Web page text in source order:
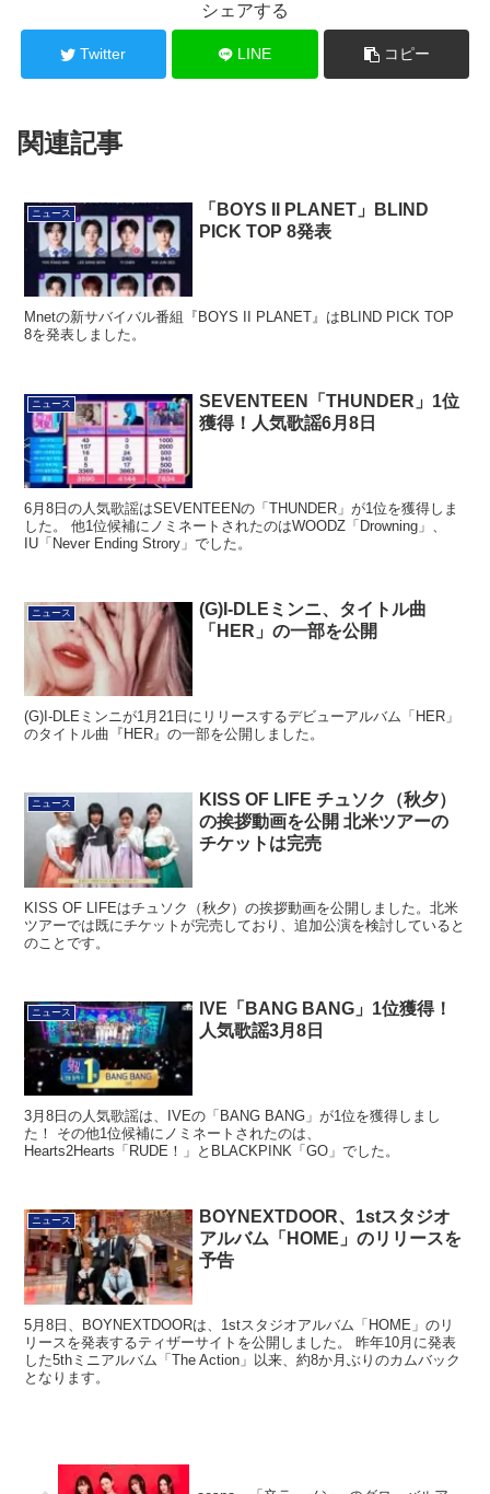
シェアする
Twitter LINE コピー
関連記事
ニュース
「BOYS II PLANET」BLIND
PICK TOP 8発表
Mnetの新サバイバル番組『BOYS II PLANET』はBLIND PICK TOP
8を発表しました。
ニュース
SEVENTEEN「THUNDER」1位
獲得！人気歌謡6月8日
6月8日の人気歌謡はSEVENTEENの「THUNDER」が1位を獲得しま
した。 他1位候補にノミネートされたのはWOODZ「Drowning」、
IU「Never Ending Strory」でした。
ニュース
(G)I-DLEミンニ、タイトル曲
「HER」の一部を公開
(G)I-DLEミンニが1月21日にリリースするデビューアルバム「HER」
のタイトル曲『HER』の一部を公開しました。
ニュース
KISS OF LIFE チュソク（秋夕）
の挨拶動画を公開 北米ツアーの
チケットは完売
KISS OF LIFEはチュソク（秋夕）の挨拶動画を公開しました。北米
ツアーでは既にチケットが完売しており、追加公演を検討していると
のことです。
ニュース
IVE「BANG BANG」1位獲得！
人気歌謡3月8日
3月8日の人気歌謡は、IVEの「BANG BANG」が1位を獲得しまし
た！ その他1位候補にノミネートされたのは、
Hearts2Hearts「RUDE！」とBLACKPINK「GO」でした。
ニュース
BOYNEXTDOOR、1stスタジオ
アルバム「HOME」のリリースを
予告
5月8日、BOYNEXTDOORは、1stスタジオアルバム「HOME」のリ
リースを発表するティザーサイトを公開しました。 昨年10月に発表
した5thミニアルバム「The Action」以来、約8か月ぶりのカムバック
となります。